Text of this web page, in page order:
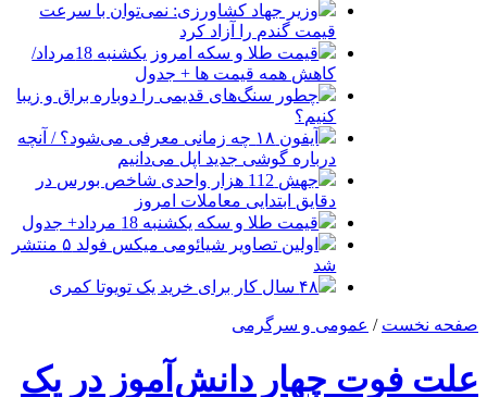
وزیر جهاد کشاورزی: نمی‌توان با سرعت
قیمت گندم را آزاد کرد
قیمت طلا و سکه امروز یکشنبه 18مرداد/
کاهش همه قیمت ها + جدول
چطور سنگ‌های قدیمی را دوباره براق و زیبا
کنیم؟
آیفون ۱۸ چه زمانی معرفی می‌شود؟ / آنچه
درباره گوشی جدید اپل می‌دانیم
جهش 112 هزار واحدی شاخص بورس در
دقایق ابتدایی معاملات امروز
قیمت طلا و سکه یکشنبه 18 مرداد+ جدول
اولین تصاویر شیائومی میکس فولد ۵ منتشر
شد
۴۸ سال کار برای خرید یک تویوتا کمری
صفحه نخست / عمومی و سرگرمی
علت فوت چهار دانش‌آموز در یک